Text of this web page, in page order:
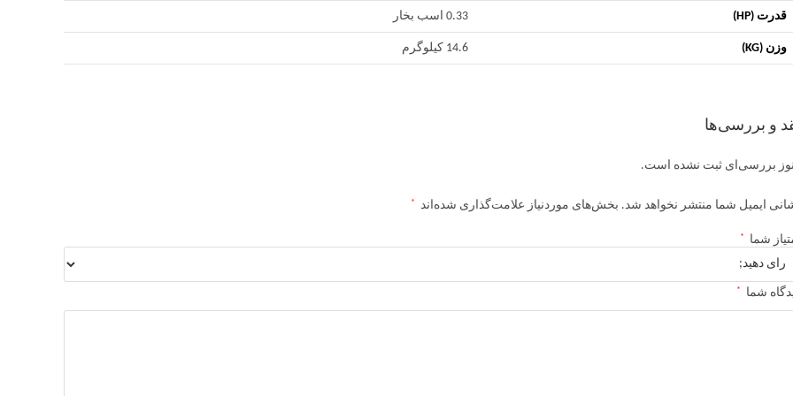
قدرت (HP) 0.33 اسب بخار
وزن (KG) 14.6 کیلوگرم
و بررسی‌ها
بررسی‌ای ثبت نشده است.
ایمیل شما منتشر نخواهد شد. بخش‌های موردنیاز علامت‌گذاری شده‌اند *
شما *
شما *